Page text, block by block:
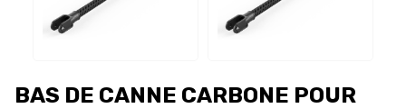
BAS DE CANNE CARBONE POUR